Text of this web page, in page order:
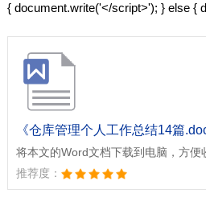
{ document.write('</script>'); } else {
《仓库管理个人工作总结14篇.doc
将本文的Word文档下载到电脑，方便
推荐度：